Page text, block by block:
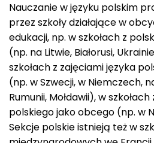
Nauczanie w języku polskim
przez szkoły działające w
edukacji, np. w szkołach z
(np. na Litwie, Białorusi,
szkołach z zajęciami języka
(np. w Szwecji, w Niemczech,
Rumunii, Mołdawii), w
polskiego jako obcego (np. w
Sekcje polskie istnieją też w